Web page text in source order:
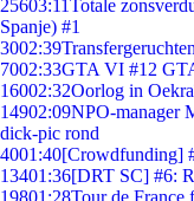
25603:11Totale
Spanje) #1
3002:39
7002:33GTA VI #12
16002:32Oorlog in
14902:09NPO-manager
dick-pic rond
4001:40[Crowdfunding]
13401:36[DRT SC] #6:
19801:28Tour de France